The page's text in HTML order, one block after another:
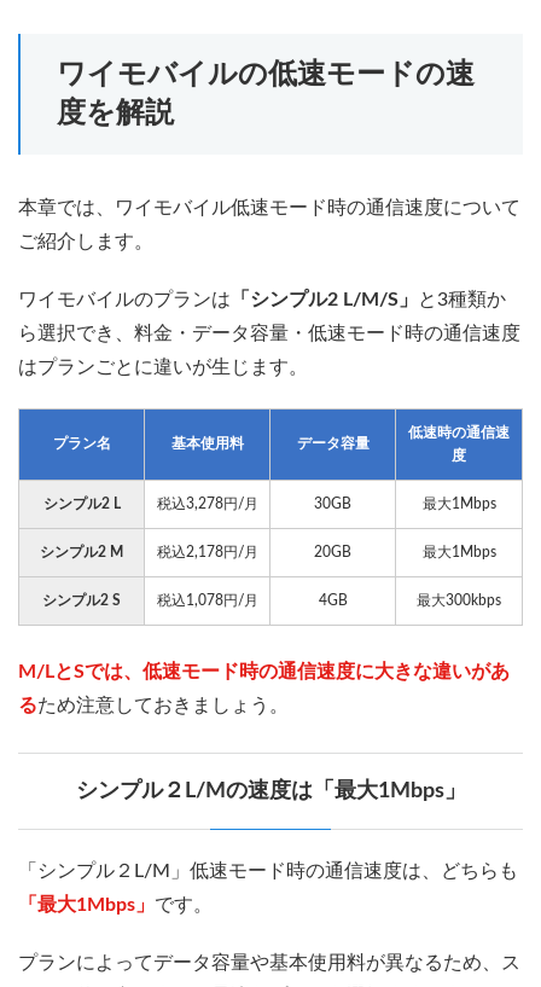
ワイモバイルの低速モードの速
度を解説
本章では、ワイモバイル低速モード時の通信速度について
ご紹介します。
ワイモバイルのプランは 「シンプル2 L/M/S」
と3種類か
ら選択でき、料金・データ容量・低速モード時の通信速度
はプランごとに違いが生じます。
プラン名 基本使用料 データ容量
低速時の通信速
度
シンプル2 L 税込3,278円/月 30GB 最大1Mbps
シンプル2 M 税込2,178円/月 20GB 最大1Mbps
シンプル2 S 税込1,078円/月 4GB 最大300kbps
M/LとSでは、低速モード時の通信速度に大きな違いがあ
るため注意しておきましょう。
シンプル２L/Mの速度は「最大1Mbps」
「シンプル２L/M」低速モード時の通信速度は、どちらも
「最大1Mbps」 です。
プランによってデータ容量や基本使用料が異なるため、ス